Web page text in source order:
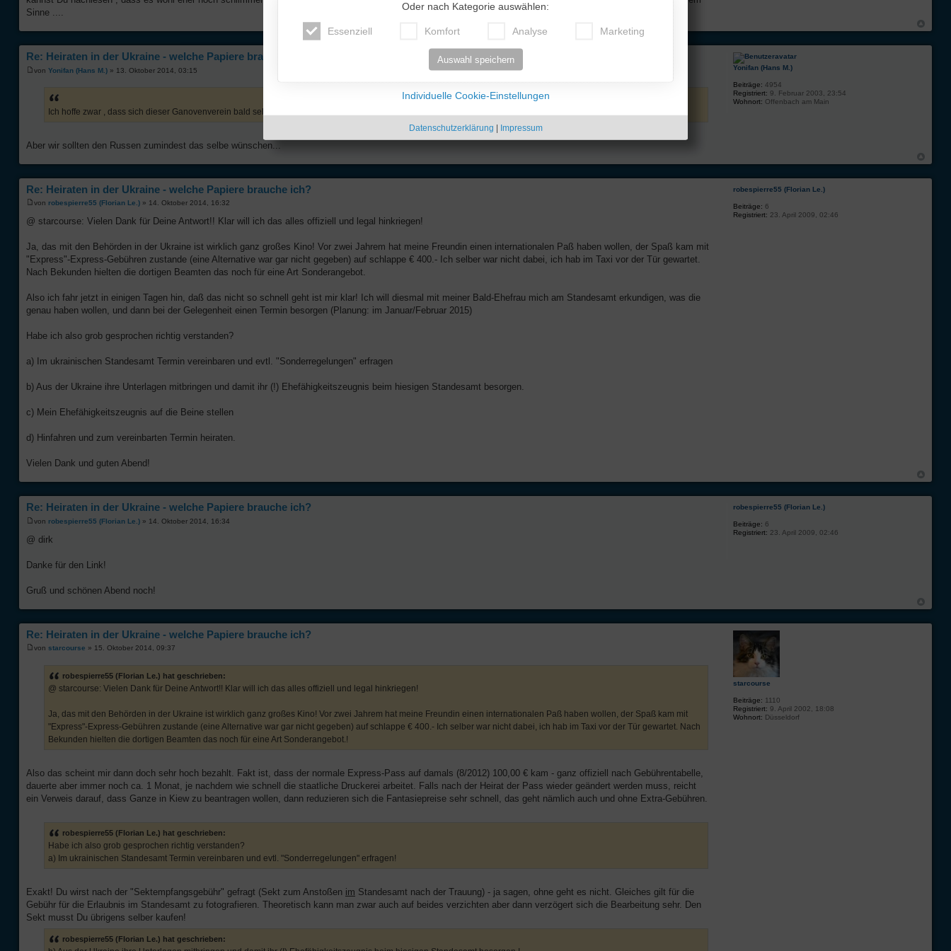
Sinne ....
Re: Heiraten in der Ukraine - welche Papiere brauche ich?
von Yonifan (Hans M.) » 13. Oktober 2014, 03:15
Ich hoffe zwar , dass sich dieser Ganovenverein bald selbst erledigt und dieses geschundene Volk eine wirklich gewählte demokratische Regierung kriegt
Aber wir sollten den Russen zumindest das selbe wünschen...
Yonifan (Hans M.)
Beiträge: 4954
Registriert: 9. Februar 2003, 23:54
Wohnort: Offenbach am Main
Re: Heiraten in der Ukraine - welche Papiere brauche ich?
von robespierre55 (Florian Le.) » 14. Oktober 2014, 16:32
@ starcourse: Vielen Dank für Deine Antwort!! Klar will ich das alles offiziell und legal hinkriegen!
Ja, das mit den Behörden in der Ukraine ist wirklich ganz großes Kino! Vor zwei Jahrem hat meine Freundin einen internationalen Paß haben wollen, der Spaß kam mit
"Express"-Express-Gebühren zustande (eine Alternative war gar nicht gegeben) auf schlappe € 400.- Ich selber war nicht dabei, ich hab im Taxi vor der Tür gewartet.
Nach Bekunden hielten die dortigen Beamten das noch für eine Art Sonderangebot.
Also ich fahr jetzt in einigen Tagen hin, daß das nicht so schnell geht ist mir klar! Ich will diesmal mit meiner Bald-Ehefrau mich am Standesamt erkundigen, was die
genau haben wollen, und dann bei der Gelegenheit einen Termin besorgen (Planung: im Januar/Februar 2015)
Habe ich also grob gesprochen richtig verstanden?
a) Im ukrainischen Standesamt Termin vereinbaren und evtl. "Sonderregelungen" erfragen
b) Aus der Ukraine ihre Unterlagen mitbringen und damit ihr (!) Ehefähigkeitszeugnis beim hiesigen Standesamt besorgen.
c) Mein Ehefähigkeitszeugnis auf die Beine stellen
d) Hinfahren und zum vereinbarten Termin heiraten.
Vielen Dank und guten Abend!
robespierre55 (Florian Le.)
Beiträge: 6
Registriert: 23. April 2009, 02:46
Re: Heiraten in der Ukraine - welche Papiere brauche ich?
von robespierre55 (Florian Le.) » 14. Oktober 2014, 16:34
@ dirk
Danke für den Link!
Gruß und schönen Abend noch!
robespierre55 (Florian Le.)
Beiträge: 6
Registriert: 23. April 2009, 02:46
Re: Heiraten in der Ukraine - welche Papiere brauche ich?
von starcourse » 15. Oktober 2014, 09:37
robespierre55 (Florian Le.) hat geschrieben:
@ starcourse: Vielen Dank für Deine Antwort!! Klar will ich das alles offiziell und legal hinkriegen!
Ja, das mit den Behörden in der Ukraine ist wirklich ganz großes Kino! Vor zwei Jahrem hat meine Freundin einen internationalen Paß haben wollen, der Spaß kam mit
"Express"-Express-Gebühren zustande (eine Alternative war gar nicht gegeben) auf schlappe € 400.- Ich selber war nicht dabei, ich hab im Taxi vor der Tür gewartet. Nach
Bekunden hielten die dortigen Beamten das noch für eine Art Sonderangebot.!
Also das scheint mir dann doch sehr hoch bezahlt. Fakt ist, dass der normale Express-Pass auf damals (8/2012) 100,00 € kam - ganz offiziell nach Gebührentabelle,
dauerte aber immer noch ca. 1 Monat, je nachdem wie schnell die staatliche Druckerei arbeitet. Falls nach der Heirat der Pass wieder geändert werden muss, reicht
ein Verweis darauf, dass Ganze in Kiew zu beantragen wollen, dann reduzieren sich die Fantasiepreise sehr schnell, das geht nämlich auch und ohne Extra-Gebühren.
robespierre55 (Florian Le.) hat geschrieben:
Habe ich also grob gesprochen richtig verstanden?
a) Im ukrainischen Standesamt Termin vereinbaren und evtl. "Sonderregelungen" erfragen!
Exakt! Du wirst nach der "Sektempfangsgebühr" gefragt (Sekt zum Anstoßen im Standesamt nach der Trauung) - ja sagen, ohne geht es nicht. Gleiches gilt für die
Gebühr für die Erlaubnis im Standesamt zu fotografieren. Theoretisch kann man zwar auch auf beides verzichten aber dann verzögert sich die Bearbeitung sehr. Den
Sekt musst Du übrigens selber kaufen!
robespierre55 (Florian Le.) hat geschrieben:
starcourse
Beiträge: 1110
Registriert: 9. April 2002, 18:08
Wohnort: Düsseldorf
Oder nach Kategorie auswählen:
Essenziell Komfort Analyse Marketing
Auswahl speichern
Individuelle Cookie-Einstellungen
Datenschutzerklärung | Impressum